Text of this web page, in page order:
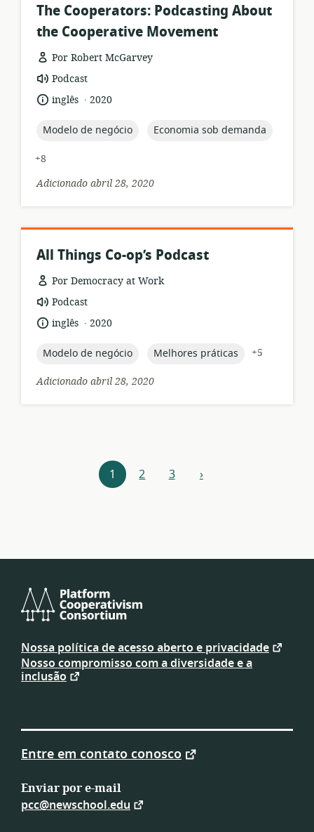
The Cooperators: Podcasting About
the Cooperative Movement
Por Robert McGarvey
formato
de
recurso:
Podcast
idioma:
inglês .
data
publicação:
2020
topic:
Modelo de negócio topic:
Economia sob demanda
+8
Adicionado abril 28, 2020
All Things Co-op’s Podcast
Por Democracy at Work
formato
de
recurso:
Podcast
idioma:
inglês .
data
publicação:
2020
topic:
Modelo de negócio topic:
Melhores práticas
+5
Adicionado abril 28, 2020
Navegação 1 2 3 próximo
›
Platform
Cooperativism
Consortium
Nossa política de acesso aberto e privacidade
Nosso compromisso com a diversidade e a
inclusão
Entre em contato conosco
Enviar por e-mail
pcc@newschool.edu